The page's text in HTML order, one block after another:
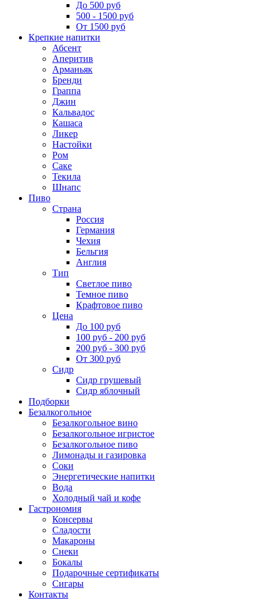
До 500 руб
500 - 1500 руб
От 1500 руб
Крепкие напитки
Абсент
Аперитив
Арманьяк
Бренди
Граппа
Джин
Кальвадос
Кашаса
Ликер
Настойки
Ром
Саке
Текила
Шнапс
Пиво
Страна
Россия
Германия
Чехия
Бельгия
Англия
Тип
Светлое пиво
Темное пиво
Крафтовое пиво
Цена
До 100 руб
100 руб - 200 руб
200 руб - 300 руб
От 300 руб
Сидр
Сидр грушевый
Сидр яблочный
Подборки
Безалкогольное
Безалкогольное вино
Безалкогольное игристое
Безалкогольное пиво
Лимонады и газировка
Соки
Энергетические напитки
Вода
Холодный чай и кофе
Гастрономия
Консервы
Сладости
Макароны
Снеки
Бокалы
Подарочные сертификаты
Сигары
Контакты